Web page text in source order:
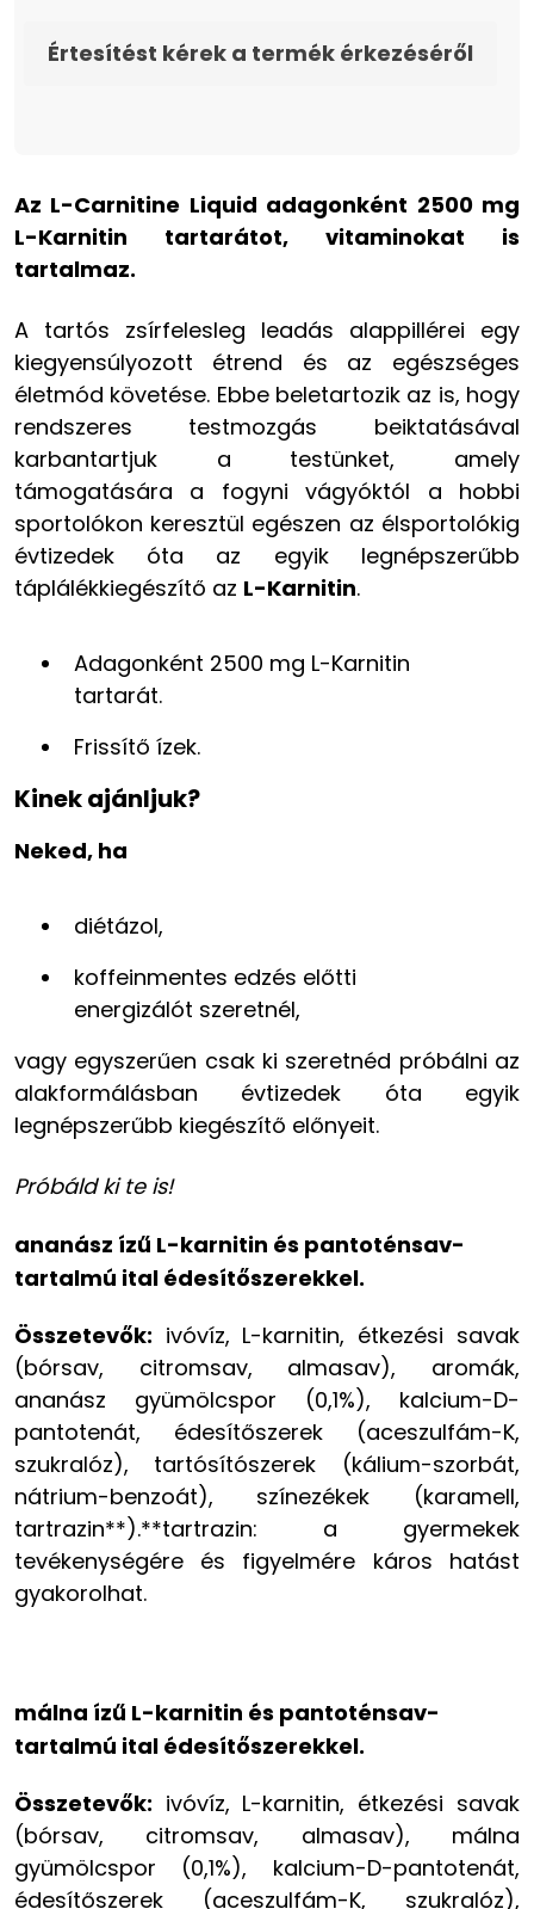
Értesítést kérek a termék érkezéséről
Az L-Carnitine Liquid adagonként 2500 mg
L-Karnitin tartarátot, vitaminokat is
tartalmaz.
A tartós zsírfelesleg leadás alappillérei egy
kiegyensúlyozott étrend és az egészséges
életmód követése. Ebbe beletartozik az is, hogy
rendszeres testmozgás beiktatásával
karbantartjuk a testünket, amely
támogatására a fogyni vágyóktól a hobbi
sportolókon keresztül egészen az élsportolókig
évtizedek óta az egyik legnépszerűbb
táplálékkiegészítő az L-Karnitin.
Adagonként 2500 mg L-Karnitin
tartarát.
Frissítő ízek.
Kinek ajánljuk?
Neked, ha
diétázol,
koffeinmentes edzés előtti
energizálót szeretnél,
vagy egyszerűen csak ki szeretnéd próbálni az
alakformálásban évtizedek óta egyik
legnépszerűbb kiegészítő előnyeit.
Próbáld ki te is!
ananász ízű L-karnitin és pantoténsav-
tartalmú ital édesítőszerekkel.
Összetevők: ivóvíz, L-karnitin, étkezési savak
(bórsav, citromsav, almasav), aromák,
ananász gyümölcspor (0,1%), kalcium-D-
pantotenát, édesítőszerek (aceszulfám-K,
szukralóz), tartósítószerek (kálium-szorbát,
nátrium-benzoát), színezékek (karamell,
tartrazin**).**tartrazin: a gyermekek
tevékenységére és figyelmére káros hatást
gyakorolhat.
málna ízű L-karnitin és pantoténsav-
tartalmú ital édesítőszerekkel.
Összetevők: ivóvíz, L-karnitin, étkezési savak
(bórsav, citromsav, almasav), málna
gyümölcspor (0,1%), kalcium-D-pantotenát,
édesítőszerek (aceszulfám-K, szukralóz),